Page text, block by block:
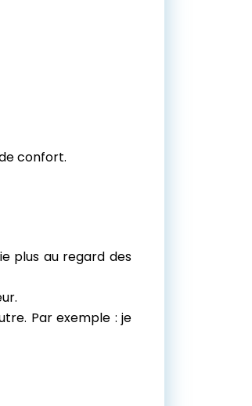
confort.
plus au regard des
Par exemple : je